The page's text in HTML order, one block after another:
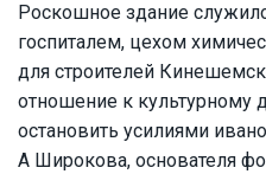
Роскошное здание
госпиталем, цехом
для строителей
отношение к культурному
остановить усилиями
А Широкова, основателя